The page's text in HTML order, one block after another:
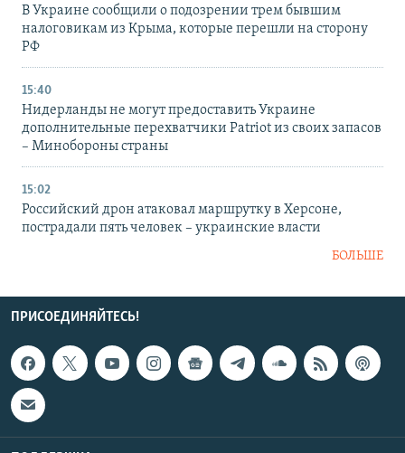
В Украине сообщили о подозрении трем бывшим
налоговикам из Крыма, которые перешли на сторону
РФ
15:40
Нидерланды не могут предоставить Украине
дополнительные перехватчики Patriot из своих запасов
– Минобороны страны
15:02
Российский дрон атаковал маршрутку в Херсоне,
пострадали пять человек – украинские власти
БОЛЬШЕ
ПРИСОЕДИНЯЙТЕСЬ!